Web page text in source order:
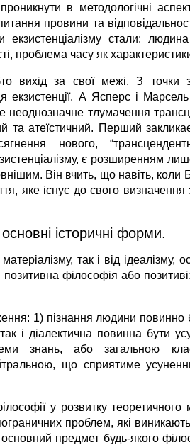
в методологічні
провини та
стали: людина
проблема часу як
вихід за свої межі. З
А Ясперс і
тлумачення
та атеїстичний. Перший
нового,
є розширенням
Він вчить, що навіть, коли
яке існує до свого
історичні форми.
так і від ідеалізму,
філософія або
1) пізнання людини повинно
і діалектична повинна бути
знань, або загальною
що сприятиме
у розвитку теоретичного
проблем, які
основний предмет будь-якого